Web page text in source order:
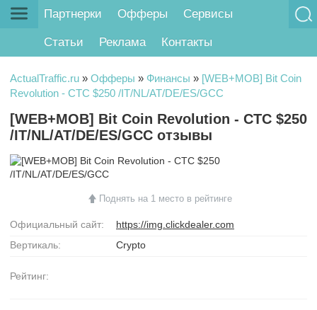
Партнерки Офферы Сервисы
Статьи Реклама Контакты
ActualTraffic.ru » Офферы » Финансы » [WEB+MOB] Bit Coin
Revolution - CTC $250 /IT/NL/AT/DE/ES/GCC
[WEB+MOB] Bit Coin Revolution - CTC $250
/IT/NL/AT/DE/ES/GCC отзывы
Поднять на 1 место в рейтинге
Официальный сайт:
https://img.clickdealer.com
Вертикаль:
Crypto
Рейтинг: